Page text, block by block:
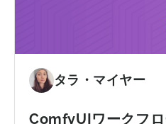
ル
ー
ー
市
で
タラ・マイヤー
ComfyUIワークフ